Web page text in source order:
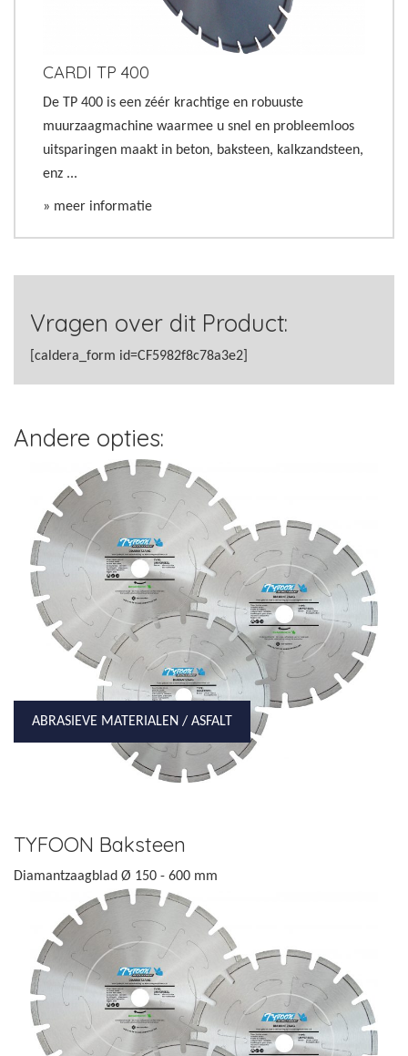
CARDI TP 400
De TP 400 is een zéér krachtige en robuuste
muurzaagmachine waarmee u snel en probleemloos
uitsparingen maakt in beton, baksteen, kalkzandsteen,
enz ...
» meer informatie
Vragen over dit Product:
[caldera_form id=CF5982f8c78a3e2]
Andere opties:
ABRASIEVE MATERIALEN / ASFALT
TYFOON Baksteen
Diamantzaagblad Ø 150 - 600 mm